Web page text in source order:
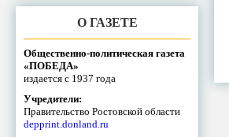
О ГАЗЕТЕ
Общественно-политическая газета
«ПОБЕДА»
издается с 1937 года
Учредители:
Правительство Ростовской области
depprint.donland.ru